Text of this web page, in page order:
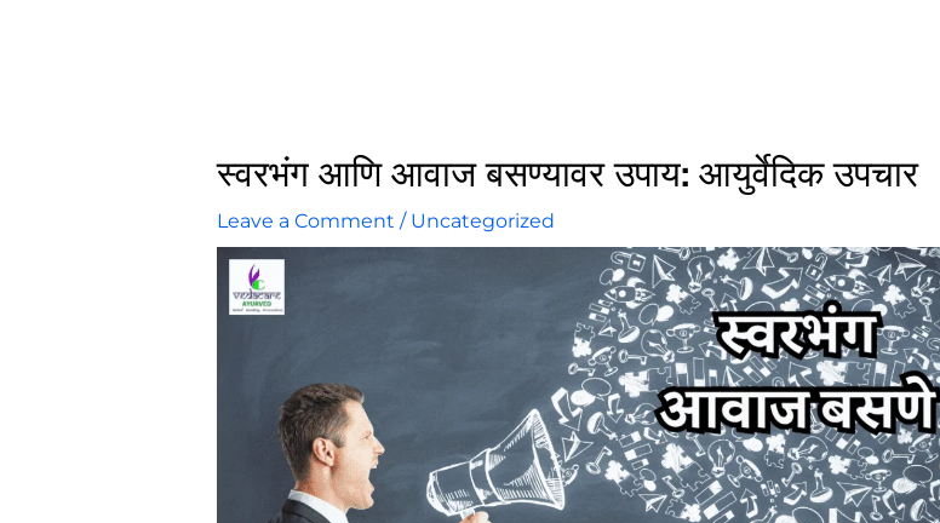
स्वरभंग आणि आवाज बसण्यावर उपाय: आयुर्वेदिक उपचार
Leave a Comment / Uncategorized